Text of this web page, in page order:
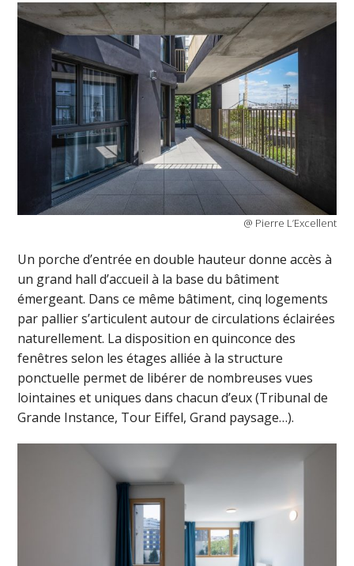
@ Pierre L’Excellent
Un porche d’entrée en double hauteur donne accès à
un grand hall d’accueil à la base du bâtiment
émergeant. Dans ce même bâtiment, cinq logements
par pallier s’articulent autour de circulations éclairées
naturellement. La disposition en quinconce des
fenêtres selon les étages alliée à la structure
ponctuelle permet de libérer de nombreuses vues
lointaines et uniques dans chacun d’eux (Tribunal de
Grande Instance, Tour Eiffel, Grand paysage…).